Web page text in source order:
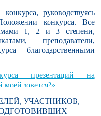
руководствуясь
конкурса. Все
1, 2 и 3 степени,
преподаватели,
– благодарственными
презентаций на
зовется?»
УЧАСТНИКОВ,